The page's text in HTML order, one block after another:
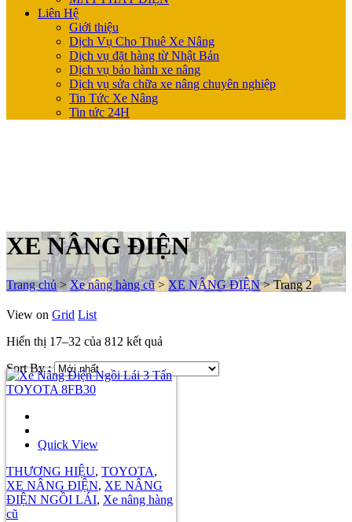
Liên Hệ
Giới thiệu
Dịch Vụ Cho Thuê Xe Nâng
Dịch vụ đặt hàng từ Nhật Bản
Dịch vụ bảo hành xe nâng
Dịch vụ sửa chữa xe nâng chuyên nghiệp
Tin Tức Xe Nâng
Tin tức 24H
XE NÂNG ĐIỆN
Trang chủ > Xe nâng hàng cũ > XE NÂNG ĐIỆN >Trang 2
View on Grid List
Hiển thị 17–32 của 812 kết quả
Sort By :
Quick View
THƯƠNG HIỆU, TOYOTA,
XE NÂNG ĐIỆN, XE NÂNG
ĐIỆN NGỒI LÁI, Xe nâng hàng
cũ